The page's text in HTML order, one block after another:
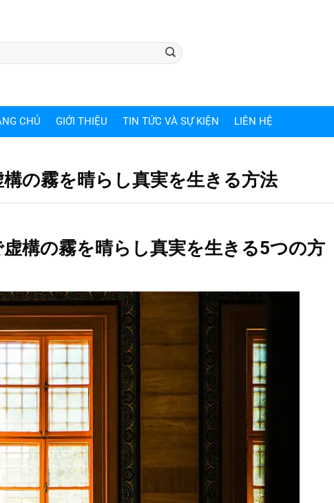
CHỦ GIỚI THIỆU TIN TỨC VÀ SỰ KIỆN LIÊN HỆ
の霧を晴らし真実を生きる方法
虚構の霧を晴らし真実を生きる5つの方